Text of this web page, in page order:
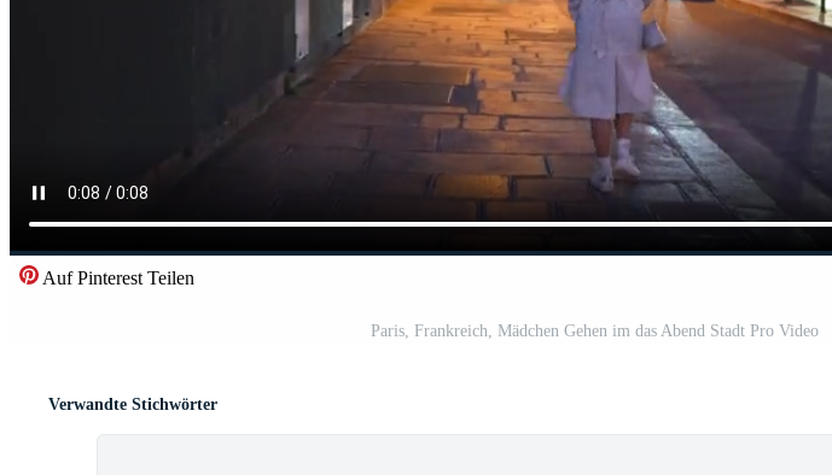
Auf Pinterest Teilen
Paris, Frankreich, Mädchen Gehen im das Abend Stadt Pro Video
Verwandte Stichwörter